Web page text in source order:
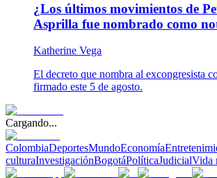
¿Los últimos movimientos de
Asprilla fue nombrado como
Katherine Vega
El decreto que nombra al excongresista
firmado este 5 de agosto.
Cargando...
ColombiaDeportesMundoEconomía
culturaInvestigaciónBogotáPolíticaJudicialVida